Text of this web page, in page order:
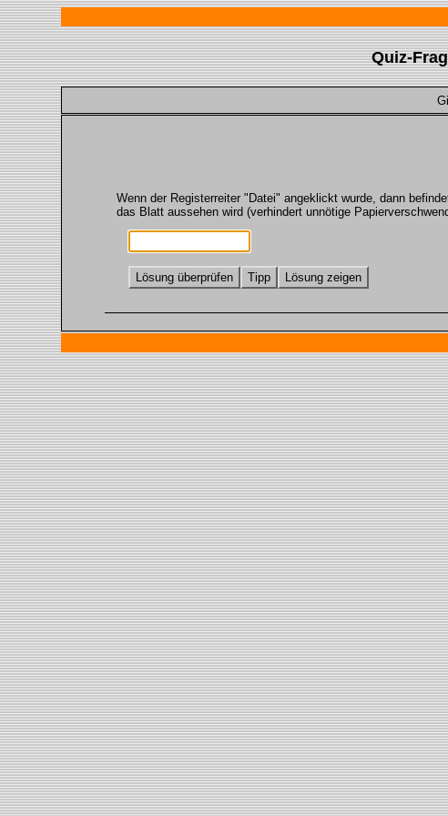
Quiz-
Wenn der Registerreiter "Datei" angeklickt wurde, dann
das Blatt aussehen wird (verhindert unnötige
Lösung überprüfen Tipp Lösung zeigen